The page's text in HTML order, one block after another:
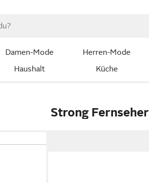
Damen-Mode Herren-Mode
Haushalt Küche
Strong Fernseher